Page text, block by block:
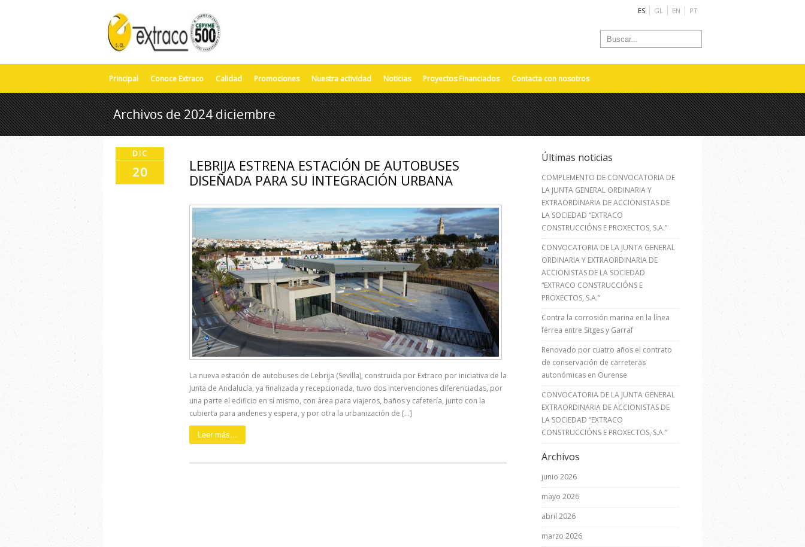
ES GL EN PT
Principal Conoce Extraco Calidad Promociones Nuestra actividad Noticias Proyectos Financiados Contacta con nosotros
Archivos de 2024 diciembre
DIC
20
LEBRIJA ESTRENA ESTACIÓN DE AUTOBUSES
DISEÑADA PARA SU INTEGRACIÓN URBANA
La nueva estación de autobuses de Lebrija (Sevilla), construida por Extraco por iniciativa de la
Junta de Andalucía, ya finalizada y recepcionada, tuvo dos intervenciones diferenciadas, por
una parte el edificio en sí mismo, con área para viajeros, baños y cafetería, junto con la
cubierta para andenes y espera, y por otra la urbanización de [...]
Leer más...
Últimas noticias
COMPLEMENTO DE CONVOCATORIA DE
LA JUNTA GENERAL ORDINARIA Y
EXTRAORDINARIA DE ACCIONISTAS DE
LA SOCIEDAD “EXTRACO
CONSTRUCCIÓNS E PROXECTOS, S.A.”
CONVOCATORIA DE LA JUNTA GENERAL
ORDINARIA Y EXTRAORDINARIA DE
ACCIONISTAS DE LA SOCIEDAD
“EXTRACO CONSTRUCCIÓNS E
PROXECTOS, S.A.”
Contra la corrosión marina en la línea
férrea entre Sitges y Garraf
Renovado por cuatro años el contrato
de conservación de carreteras
autonómicas en Ourense
CONVOCATORIA DE LA JUNTA GENERAL
EXTRAORDINARIA DE ACCIONISTAS DE
LA SOCIEDAD “EXTRACO
CONSTRUCCIÓNS E PROXECTOS, S.A.”
Archivos
junio 2026
mayo 2026
abril 2026
marzo 2026